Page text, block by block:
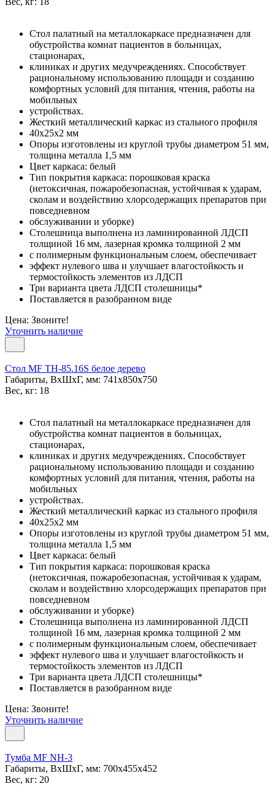
Стол палатный на металлокаркасе предназначен для
обустройства комнат пациентов в больницах,
стационарах,
клиниках и других медучреждениях. Способствует
рациональному использованию площади и созданию
комфортных условий для питания, чтения, работы на
мобильных
устройствах.
Жесткий металлический каркас из стального профиля
40х25х2 мм
Опоры изготовлены из круглой трубы диаметром 51 мм,
толщина металла 1,5 мм
Цвет каркаса: белый
Тип покрытия каркаса: порошковая краска
(нетоксичная, пожаробезопасная, устойчивая к ударам,
сколам и воздействию хлорсодержащих препаратов при
повседневном
обслуживании и уборке)
Столешница выполнена из ламинированной ЛДСП
толщиной 16 мм, лазерная кромка толщиной 2 мм
с полимерным функциональным слоем, обеспечивает
эффект нулевого шва и улучшает влагостойкость и
термостойкость элементов из ЛДСП
Три варианта цвета ЛДСП столешницы*
Поставляется в разобранном виде
Цена: Звоните!
Уточнить наличие
Стол MF TH-85.16S белое дерево
Габариты, ВxШxГ, мм: 741x850x750
Вес, кг: 18
Стол палатный на металлокаркасе предназначен для
обустройства комнат пациентов в больницах,
стационарах,
клиниках и других медучреждениях. Способствует
рациональному использованию площади и созданию
комфортных условий для питания, чтения, работы на
мобильных
устройствах.
Жесткий металлический каркас из стального профиля
40х25х2 мм
Опоры изготовлены из круглой трубы диаметром 51 мм,
толщина металла 1,5 мм
Цвет каркаса: белый
Тип покрытия каркаса: порошковая краска
(нетоксичная, пожаробезопасная, устойчивая к ударам,
сколам и воздействию хлорсодержащих препаратов при
повседневном
обслуживании и уборке)
Столешница выполнена из ламинированной ЛДСП
толщиной 16 мм, лазерная кромка толщиной 2 мм
с полимерным функциональным слоем, обеспечивает
эффект нулевого шва и улучшает влагостойкость и
термостойкость элементов из ЛДСП
Три варианта цвета ЛДСП столешницы*
Поставляется в разобранном виде
Цена: Звоните!
Уточнить наличие
Тумба МF NH-3
Габариты, ВxШxГ, мм: 700x455x452
Вес, кг: 20